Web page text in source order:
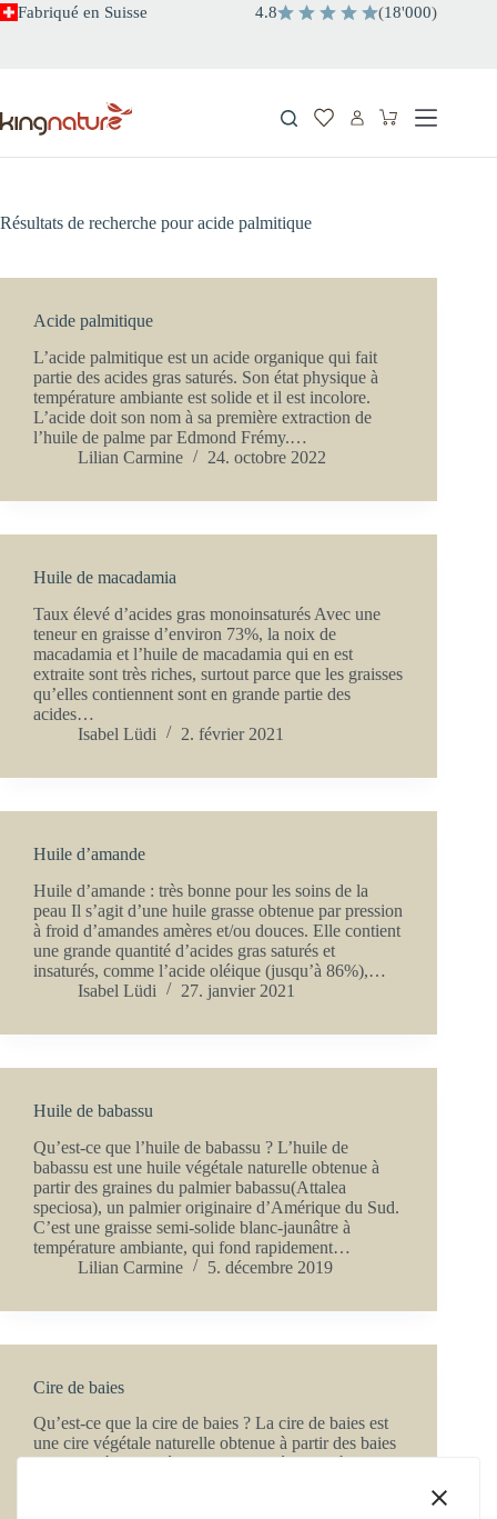
Passer
Fabriqué en Suisse 4.8 (18'000)
Panier
Résultats de recherche pour acide palmitique
Acide palmitique
L’acide palmitique est un acide organique qui fait
partie des acides gras saturés. Son état physique à
température ambiante est solide et il est incolore.
L’acide doit son nom à sa première extraction de
l’huile de palme par Edmond Frémy.…
Lilian Carmine
24. octobre 2022
Huile de macadamia
Taux élevé d’acides gras monoinsaturés Avec une
teneur en graisse d’environ 73%, la noix de
macadamia et l’huile de macadamia qui en est
extraite sont très riches, surtout parce que les graisses
qu’elles contiennent sont en grande partie des
acides…
Isabel Lüdi
2. février 2021
Huile d’amande
Huile d’amande : très bonne pour les soins de la
peau Il s’agit d’une huile grasse obtenue par pression
à froid d’amandes amères et/ou douces. Elle contient
une grande quantité d’acides gras saturés et
insaturés, comme l’acide oléique (jusqu’à 86%),…
Isabel Lüdi
27. janvier 2021
Huile de babassu
Qu’est-ce que l’huile de babassu ? L’huile de
babassu est une huile végétale naturelle obtenue à
partir des graines du palmier babassu(Attalea
speciosa), un palmier originaire d’Amérique du Sud.
C’est une graisse semi-solide blanc-jaunâtre à
température ambiante, qui fond rapidement…
Lilian Carmine
5. décembre 2019
Cire de baies
Qu’est-ce que la cire de baies ? La cire de baies est
une cire végétale naturelle obtenue à partir des baies
de l’arbre à laque (également appelé sumac à laque,